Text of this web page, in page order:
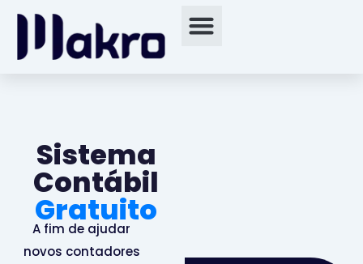
Sistema
Contábil
Gratuito
A fim de ajudar
novos contadores